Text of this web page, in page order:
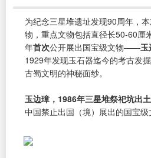
为纪念三星堆遗址发现90周年，
物，重点文物包括直径长50-60厘
年首次公开展出国宝级文物——
1929年发现玉石器迄今的考古发
古蜀文明的神秘面纱。
玉边璋，1986年三星堆祭祀坑出土
中国禁止出国（境）展出的国宝级